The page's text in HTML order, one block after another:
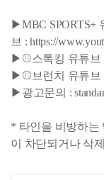
▶MBC SPORTS+
브 : https://
▶⚾스톡킹 유튜브 :
▶⚾브런치 유튜브 :
▶광고문의 :
* 타인을 비방하는
이 차단되거나 삭